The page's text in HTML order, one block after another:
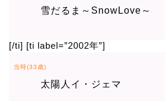
雪だるま～SnowLove～
[/ti] [ti label=”2002年”]
当時(33歳)
太陽人イ・ジェマ